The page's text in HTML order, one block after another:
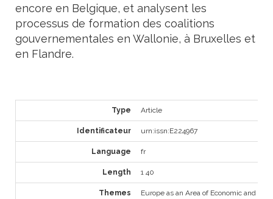
encore en Belgique, et analysent les
processus de formation des coalitions
gouvernementales en Wallonie, à Bruxelles et
en Flandre.
Type Article
Identificateur urn:issn:E224967
Language fr
Length 1 40
Themes Europe as an Area of Economic and